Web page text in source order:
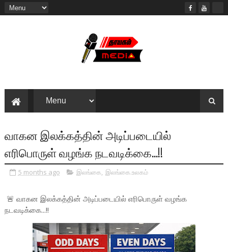
வாகன இலக்கத்தின் அடிப்படையில்
எரிபொருள் வழங்க நடவடிக்கை...!!
5 months ago இலங்கை, இலங்கை.உலகம்
🚨 வாகன இலக்கத்தின் அடிப்படையில் எரிபொருள் வழங்க
நடவடிக்கை...!!